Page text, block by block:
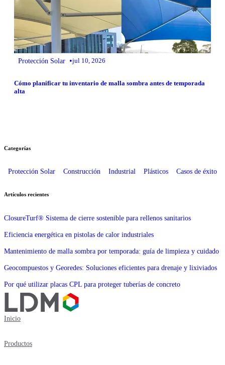
Protección Solar •jul 10, 2026
Cómo planificar tu inventario de malla sombra antes de temporada
alta
Categorías
Protección Solar Construcción Industrial Plásticos Casos de éxito
Artículos recientes
ClosureTurf® Sistema de cierre sostenible para rellenos sanitarios
Eficiencia energética en pistolas de calor industriales
Mantenimiento de malla sombra por temporada: guía de limpieza y cuidado
Geocompuestos y Georedes: Soluciones eficientes para drenaje y lixiviados
Por qué utilizar placas CPL para proteger tuberías de concreto
Inicio
Productos